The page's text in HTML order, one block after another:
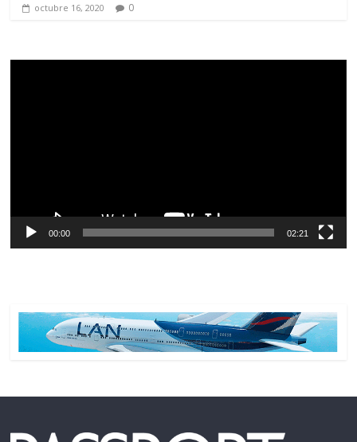
octubre 16, 2020 0
00:00 02:21